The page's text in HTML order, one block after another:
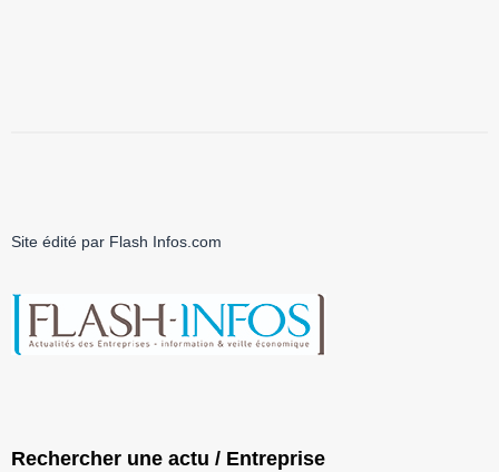
Site édité par Flash Infos.com
Rechercher une actu / Entreprise